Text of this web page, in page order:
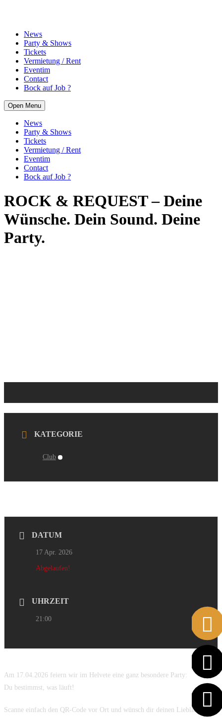
News
Party & Shows
Tickets
Vermietung / Rent
Eventim
Contact
Bock auf Job ?
Open Menu
News
Party & Shows
Tickets
Vermietung / Rent
Eventim
Contact
Bock auf Job ?
ROCK & REQUEST – Deine
Wünsche. Dein Sound. Deine
Party.
KATEGORIE
Club
DATUM
17 Apr. 2026
Abgelaufen!
UHRZEIT
21:00
Am 17.04.2026 feiern wir im Helvete eine ganz besondere Party:
Du bestimmst, was läuft!
Scanne einfach den QR-Code vor Ort und wünsch dir deinen Lieblingssong